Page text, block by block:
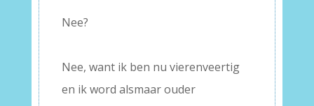
Nee?
Nee, want ik ben nu vierenveertig
en ik word alsmaar ouder